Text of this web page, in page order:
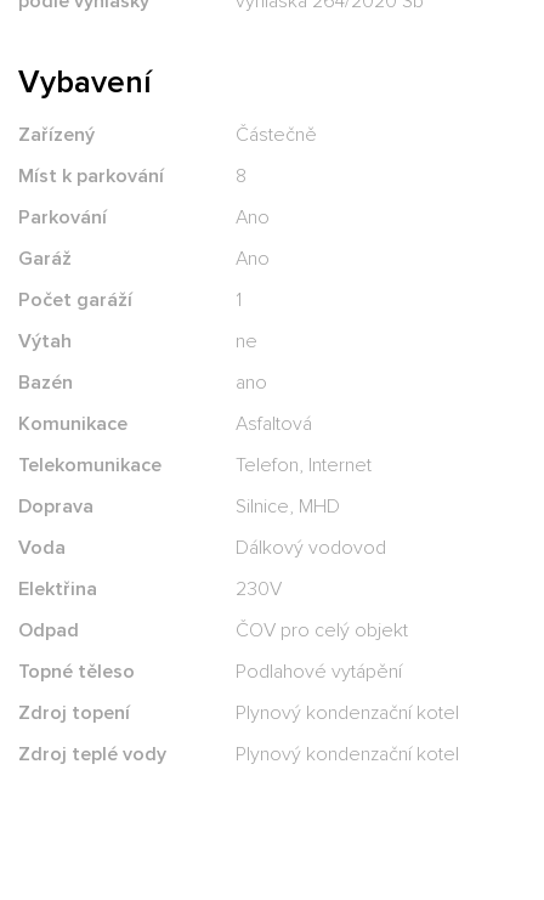
Vybavení
Zařízený
Částečně
Míst k parkování
8
Parkování
Ano
Garáž
Ano
Počet garáží
1
Výtah
ne
Bazén
ano
Komunikace
Asfaltová
Telekomunikace
Telefon, Internet
Doprava
Silnice, MHD
Voda
Dálkový vodovod
Elektřina
230V
Odpad
ČOV pro celý objekt
Topné těleso
Podlahové vytápění
Zdroj topení
Plynový kondenzační kotel
Zdroj teplé vody
Plynový kondenzační kotel